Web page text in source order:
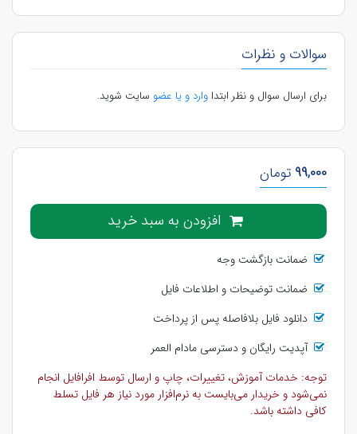
سوالات و نظرات
برای ارسال سوال و نظر ابتداوارد و یا عضو سایت شوید.
99,000 تومان
افزودن به سبد خرید
ضمانت بازگشت وجه
ضمانت توضیحات و اطلاعات فایل
دانلود فایل بلافاصله پس از پرداخت
آپدیت رایگان و دسترسی مادام العمر
توجه: خدمات آموزش، تغییرات، چاپ و ارسال توسط افرافایل انجام
نمی‌شود و خریدار می‌بایست به نرم‌افزار مورد نیاز هر فایل تسلط
کافی داشته باشد.